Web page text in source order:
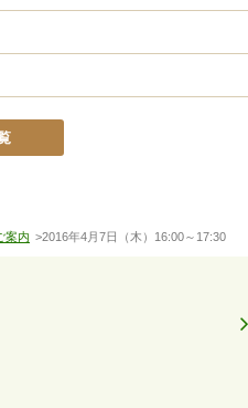
案内 >2016年4月7日（木）16:00～17:30